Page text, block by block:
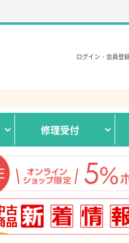
ログイン・会員登
修理受付